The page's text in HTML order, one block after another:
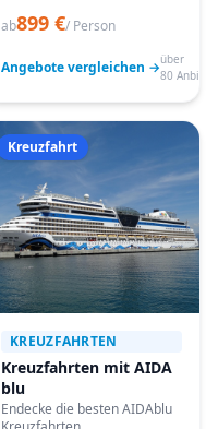
ab899 €/ Person
Angebote vergleichen →über
80
Kreuzfahrt
KREUZFAHRTEN
Kreuzfahrten mit AIDA
blu
Endecke die besten AIDAblu